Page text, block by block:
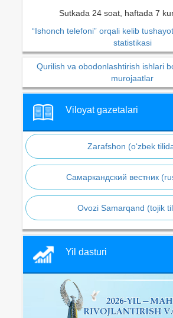
Sutkada 24 soat, haftada 7
“Ishonch telefoni” orqali kelib
statistikasi
Qurilish va obodonlashtirish ishlari
murojaatlar
Viloyat gazetalari
Zarafshon (o‘zbek
Самаркандский вестник
Ovozi Samarqand (tojik
Yil dasturi